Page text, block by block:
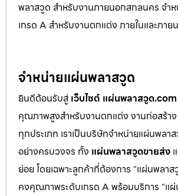
พลาสวูด สำหรับงานภายนอกสกลนคร จำ
เกรด A สำหรับงานตกแต่ง ภายในและภาย
จำหน่ายแผ่นพลาสวูด
ยินดีต้อนรับสู่ เว็บไซต์ แผ่นพลาสวูด.com
คุณภาพสูงสำหรับงานตกแต่ง งานก่อสร้า
ทุกประเภท เราเป็นบริษัทจำหน่ายแผ่นพลา
อย่างครบวงจร ทั้ง แผ่นพลาสวูดขายส่ง
ย่อย โดยเฉพาะลูกค้าที่ต้องการ “แผ่นพลา
คงคุณภาพระดับเกรด A พร้อมบริการ “แ